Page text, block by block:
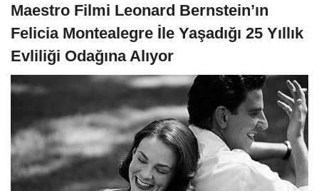
Maestro Filmi Leonard Bernstein’ın
Felicia Montealegre İle Yaşadığı 25 Yıllık
Evliliği Odağına Alıyor